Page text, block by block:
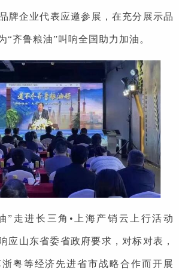
牌企业代表应邀参展，在充分展示品
“齐鲁粮油”叫响全国助力加油。
”走进长三角•上海产销云上行活动
应山东省委省政府要求，对标对表，
粤等经济先进省市战略合作而开展